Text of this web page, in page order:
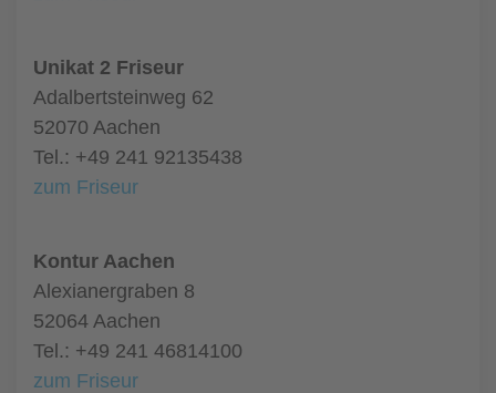
Unikat 2 Friseur
Adalbertsteinweg 62
52070 Aachen
Tel.: +49 241 92135438
zum Friseur
Kontur Aachen
Alexianergraben 8
52064 Aachen
Tel.: +49 241 46814100
zum Friseur